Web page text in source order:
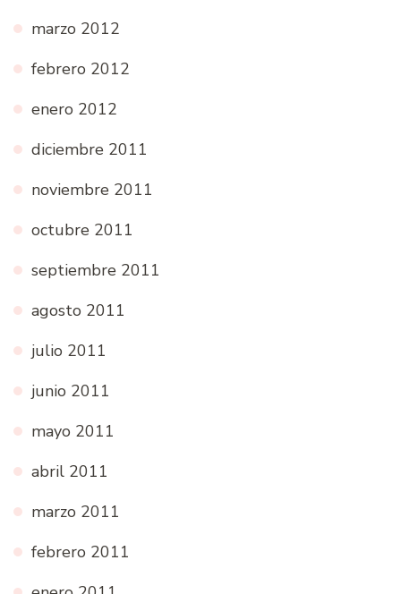
marzo 2012
febrero 2012
enero 2012
diciembre 2011
noviembre 2011
octubre 2011
septiembre 2011
agosto 2011
julio 2011
junio 2011
mayo 2011
abril 2011
marzo 2011
febrero 2011